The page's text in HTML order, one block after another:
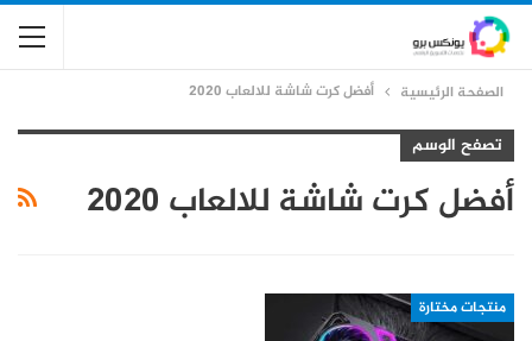
الصفحة الرئيسية أفضل كرت شاشة للالعاب 2020
تصفح الوسم
أفضل كرت شاشة للالعاب 2020
منتجات مختارة